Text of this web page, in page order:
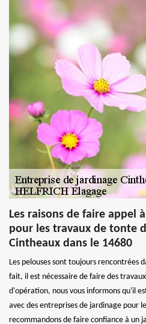
Les raisons de faire appel à
pour les travaux de tonte
Cintheaux dans le 14680
Les pelouses sont toujours rencontrées
fait, il est nécessaire de faire des
d'opération, nous vous informons qu'il
avec des entreprises de jardinage pour
recommandons de faire confiance à un